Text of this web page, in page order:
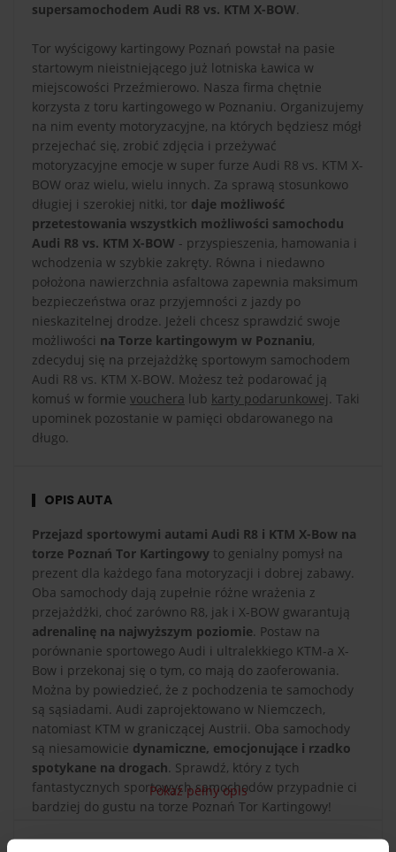
supersamochodem Audi R8 vs. KTM X-BOW.
Tor wyścigowy kartingowy Poznań powstał na pasie
startowym nieistniejącego już lotniska Ławica w
miejscowości Przeźmierowo. Nasza firma chętnie
korzysta z toru kartingowego w Poznaniu. Organizujemy
na nim eventy motoryzacyjne, na których będziesz mógł
przejechać się, zrobić zdjęcia i przeżywać
motoryzacyjne emocje w super furze Audi R8 vs. KTM X-
BOW oraz wielu, wielu innych. Za sprawą stosunkowo
długiej i szerokiej nitki, tor daje możliwość
przetestowania wszystkich możliwości samochodu
Audi R8 vs. KTM X-BOW - przyspieszenia, hamowania i
wchodzenia w szybkie zakręty. Równa i niedawno
położona nawierzchnia asfaltowa zapewnia maksimum
bezpieczeństwa oraz przyjemności z jazdy po
nieskazitelnej drodze. Jeżeli chcesz sprawdzić swoje
możliwości na Torze kartingowym w Poznaniu,
zdecyduj się na przejażdżkę sportowym samochodem
Audi R8 vs. KTM X-BOW. Możesz też podarować ją
komuś w formie vouchera lub karty podarunkowej. Taki
upominek pozostanie w pamięci obdarowanego na
długo.
OPIS AUTA
Przejazd sportowymi autami Audi R8 i KTM X-Bow na
torze Poznań Tor Kartingowy to genialny pomysł na
prezent dla każdego fana motoryzacji i dobrej zabawy.
Oba samochody dają zupełnie różne wrażenia z
przejażdżki, choć zarówno R8, jak i X-BOW gwarantują
adrenalinę na najwyższym poziomie. Postaw na
porównanie sportowego Audi i ultralekkiego KTM-a X-
Bow i przekonaj się o tym, co mają do zaoferowania.
Można by powiedzieć, że z pochodzenia te samochody
są sąsiadami. Audi zaprojektowano w Niemczech,
natomiast KTM w graniczącej Austrii. Oba samochody
są niesamowicie dynamiczne, emocjonujące i rzadko
spotykane na drogach. Sprawdź, który z tych
fantastycznych sportowych samochodów przypadnie ci
bardziej do gustu na torze Poznań Tor Kartingowy!
Pojedynek najszybszego i najmocniejszego Audi z
Pokaż pełny opis